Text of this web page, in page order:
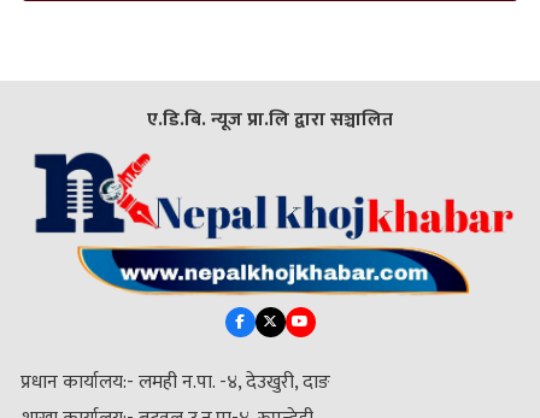
ए.डि.बि. न्यूज प्रा.लि द्वारा सञ्चालित
प्रधान कार्यालय:- लमही न.पा. -४, देउखुरी, दाङ